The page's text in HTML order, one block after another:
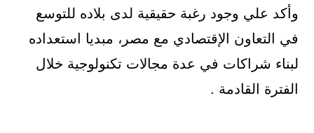
وأكد علي وجود رغبة حقيقية لدى بلاده للتوسع
في التعاون الإقتصادي مع مصر، مبديا استعداده
لبناء شراكات في عدة مجالات تكنولوجية خلال
الفترة القادمة .